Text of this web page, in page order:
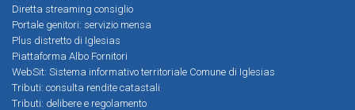
Diretta streaming consiglio
Portale genitori: servizio mensa
Plus distretto di Iglesias
Piattaforma Albo Fornitori
WebSit: Sistema informativo territoriale Comune di Iglesias
Tributi: consulta rendite catastali
Tributi: delibere e regolamento